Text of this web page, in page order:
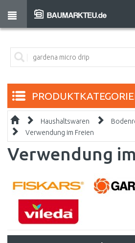
Haushaltswaren
Verwendung im Freien
Verwendung